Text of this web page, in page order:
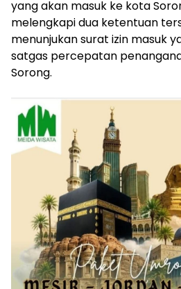
yang akan masuk ke kota
melengkapi dua ketentuan
menunjukan surat izin masuk
satgas percepatan
Sorong.